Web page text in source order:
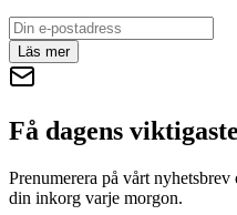
Läs mer
Få dagens
Prenumerera på vårt
din inkorg varje morgon.